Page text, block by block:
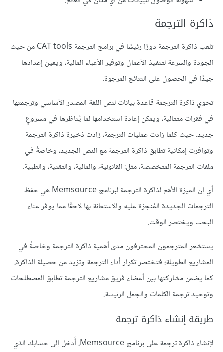
ذاكرة الترجمة
تلعب ذاكرة الترجمة دورًا رئيسًا في برامج الترجمة CAT tools من حيث
الجودة والسرعة لتنفيذ الأعمال وتوفير الأعباء المالية، ويعين إعدادها
جيدًا في الحصول على النتائج المرجوة.
تحوي ذاكرة الترجمة قاعدة بيانات لنص اللغة المصدر الأساسي وترجمتها
في فقرات متتالية، ويمكن إعادة استخدامها لما يُناظرها في مشروعٍ
جديد. حيث كلما زادت عمليات الترجمة، زادت ذخيرة ذاكرة الترجمة
وتوافرت إمكانية تطابق ذاكرة الترجمة مع النص الجديد، وخاصةً في
ملفات الترجمة المتخصصة، مثل: القانونية، والمالية، والتقنية، والطبية.
أي إن الميزة الأهم لذاكرة الترجمة لبرنامج Memsource هي حفظ
الترجمات الجديدة المُنجزة عليه والاستعانة بها لاحقًا مما يوفر عناء
البحث ويختصر الوقت.
يستشعر المترجمون المحترفون مدى أهمية ذاكرة الترجمة وخاصةً في
المشاريع الطويلة؛ فتختصر تكرار أداء الترجمة وتزيد من حصيلة الذاكرة،
كما يضمن مشاركتها بين أعضاء فريق مشاريع الترجمة تطابق المصطلحات
وتوحيد ترجمة الكلمات والجمل الرئيسة.
طريقة إنشاء ذاكرة ترجمة
لإنشاء ذاكرة ترجمة على برنامج Memsource، أُدخل إلى حسابك الذي